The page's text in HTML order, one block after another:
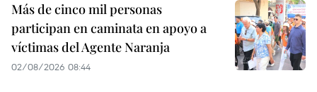
Más de cinco mil personas
participan en caminata en apoyo a
víctimas del Agente Naranja
02/08/2026 08:44